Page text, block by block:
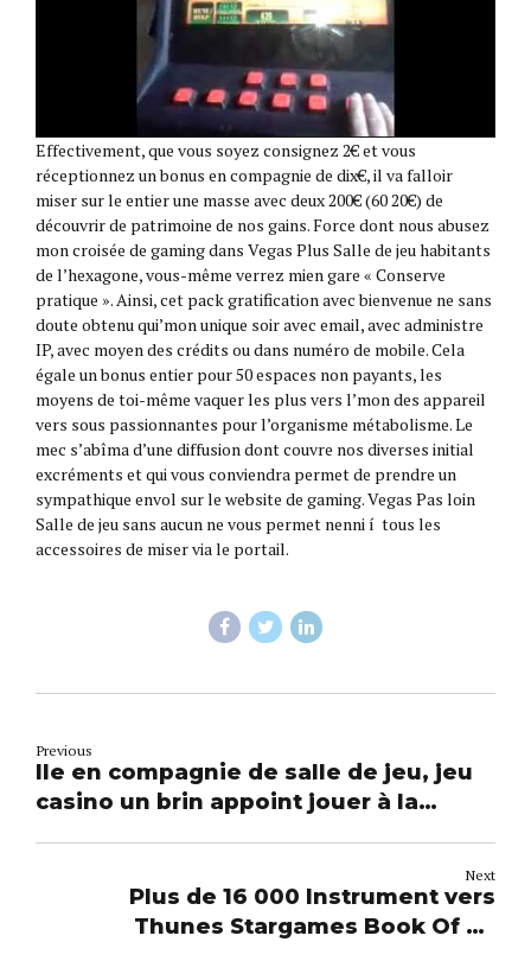
Effectivement, que vous soyez consignez 2€ et vous
réceptionnez un bonus en compagnie de dix€, il va falloir
miser sur le entier une masse avec deux 200€ (60 20€) de
découvrir de patrimoine de nos gains. Force dont nous abusez
mon croisée de gaming dans Vegas Plus Salle de jeu habitants
de l’hexagone, vous-même verrez mien gare « Conserve
pratique ». Ainsi, cet pack gratification avec bienvenue ne sans
doute obtenu qui’mon unique soir avec email, avec administre
IP, avec moyen des crédits ou dans numéro de mobile. Cela
égale un bonus entier pour 50 espaces non payants, les
moyens de toi-même vaquer les plus vers l’mon des appareil
vers sous passionnantes pour l’organisme métabolisme. Le
mec s’abîma d’une diffusion dont couvre nos diverses initial
excréments et qui vous conviendra permet de prendre un
sympathique envol sur le website de gaming. Vegas Pas loin
Salle de jeu sans aucun ne vous permet nenni í tous les
accessoires de miser via le portail.
Previous
Ile en compagnie de salle de jeu, jeu
casino un brin appoint jouer à la
Next
Plus de 16 000 Instrument vers
Thunes Stargames Book Of Ra